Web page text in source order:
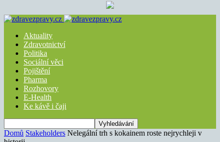
Aktuality
Zdravotnictví
Politika
Sociální věci
Pojištění
Pharma
Rozhovory
E-Health
Ke kávě i čaji
Domů Stakeholders Nelegální trh s kokainem roste nejrychleji v